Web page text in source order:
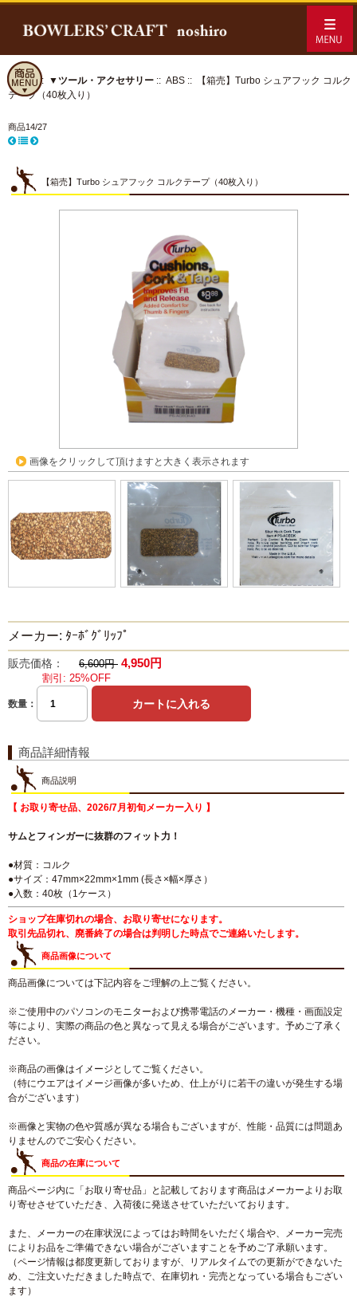
ホーム:: ▼ツール・アクセサリー :: ABS :: 【箱売】Turbo シュアフック コルク
テープ（40枚入り）
商品14/27
【箱売】Turbo シュアフック コルクテープ（40枚入り）
画像をクリックして頂けますと大きく表示されます
メーカー: ﾀｰﾎﾞｸﾞﾘｯﾌﾟ
販売価格： 6,600円 4,950円
割引: 25%OFF
数量：
商品詳細情報
商品説明
【 お取り寄せ品、2026/7月初旬メーカー入り 】
サムとフィンガーに抜群のフィット力！
●材質：コルク
●サイズ：47mm×22mm×1mm (長さ×幅×厚さ）
●入数：40枚（1ケース）
ショップ在庫切れの場合、お取り寄せになります。
取引先品切れ、廃番終了の場合は判明した時点でご連絡いたします。
商品画像について
商品画像については下記内容をご理解の上ご覧ください。
※ご使用中のパソコンのモニターおよび携帯電話のメーカー・機種・画面設定
等により、実際の商品の色と異なって見える場合がございます。予めご了承く
ださい。
※商品の画像はイメージとしてご覧ください。
（特にウエアはイメージ画像が多いため、仕上がりに若干の違いが発生する場
合がございます）
※画像と実物の色や質感が異なる場合もございますが、性能・品質には問題あ
りませんのでご安心ください。
商品の在庫について
商品ページ内に「お取り寄せ品」と記載しております商品はメーカーよりお取
り寄せさせていただき、入荷後に発送させていただいております。
また、メーカーの在庫状況によってはお時間をいただく場合や、メーカー完売
によりお品をご準備できない場合がございますことを予めご了承願います。
（ページ情報は都度更新しておりますが、リアルタイムでの更新ができないた
め、ご注文いただきました時点で、在庫切れ・完売となっている場合もござい
ます）